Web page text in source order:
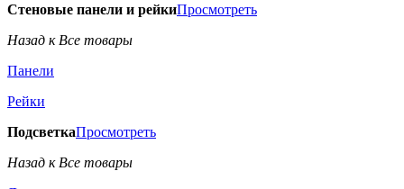
Стеновые панели и рейкиПросмотреть
Назад к Все товары
Панели
Рейки
ПодсветкаПросмотреть
Назад к Все товары